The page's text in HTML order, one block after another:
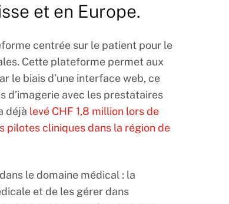
et en Europe.
centrée sur le patient pour le
Cette plateforme permet aux
le biais d’une interface web, ce
d’imagerie avec les prestataires
déjà levé CHF 1,8 million lors de
pilotes cliniques dans la région de
le domaine médical : la
et de les gérer dans